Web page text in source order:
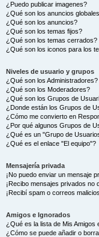
¿Puedo publicar imagenes?
¿Qué son los anuncios
¿Qué son los anuncios?
¿Qué son los temas fijos?
¿Qué son los temas cerrados?
¿Qué son los iconos para los
Niveles de usuario y grupos
¿Qué son los Administradores?
¿Qué son los Moderadores?
¿Qué son los Grupos de
¿Donde están los Grupos de
¿Cómo me convierto en
¿Por qué algunos Grupos de
¿Qué es un "Grupo de
¿Qué es el enlace "El equipo"?
Mensajería privada
¡No puedo enviar un mensaje
¡Recibo mensajes privados no
¡Recibí spam o correos
Amigos e Ignorados
¿Qué es la lista de Mis Amigos
¿Cómo se puede añadir o